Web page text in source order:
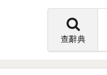
查辭典